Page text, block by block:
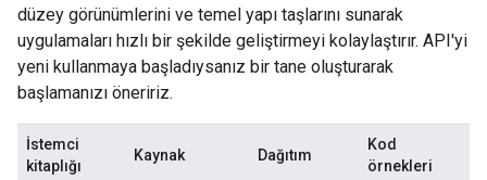
düzey görünümlerini ve temel yapı taşlarını sunarak
uygulamaları hızlı bir şekilde geliştirmeyi kolaylaştırır. API'yi
yeni kullanmaya başladıysanız bir tane oluşturarak
başlamanızı öneririz.
İstemci
kitaplığı
Kaynak Dağıtım
Kod
örnekleri